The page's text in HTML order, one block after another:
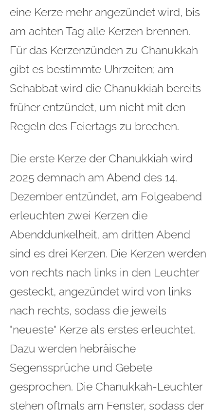
eine Kerze mehr angezündet wird, bis
am achten Tag alle Kerzen brennen.
Für das Kerzenzünden zu Chanukkah
gibt es bestimmte Uhrzeiten; am
Schabbat wird die Chanukkiah bereits
früher entzündet, um nicht mit den
Regeln des Feiertags zu brechen.
Die erste Kerze der Chanukkiah wird
2025 demnach am Abend des 14.
Dezember entzündet, am Folgeabend
erleuchten zwei Kerzen die
Abenddunkelheit, am dritten Abend
sind es drei Kerzen. Die Kerzen werden
von rechts nach links in den Leuchter
gesteckt, angezündet wird von links
nach rechts, sodass die jeweils
"neueste" Kerze als erstes erleuchtet.
Dazu werden hebräische
Segenssprüche und Gebete
gesprochen. Die Chanukkah-Leuchter
stehen oftmals am Fenster, sodass der